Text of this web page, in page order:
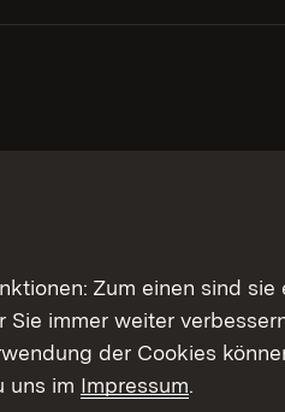
Zum einen sind
immer weiter
der Cookies
uns im Impressum.